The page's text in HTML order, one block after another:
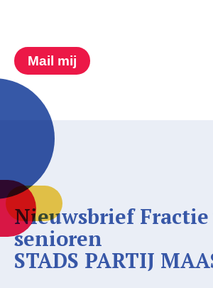
Mail mij
Nieuwsbrief
senioren
STADS PARTIJ